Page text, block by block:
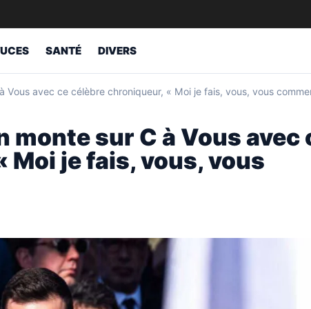
SANTÉ DIVERS
Vous avec ce célèbre chroniqueur, « Moi je fais, vous, vous
monte sur C à Vous avec
je fais, vous, vous